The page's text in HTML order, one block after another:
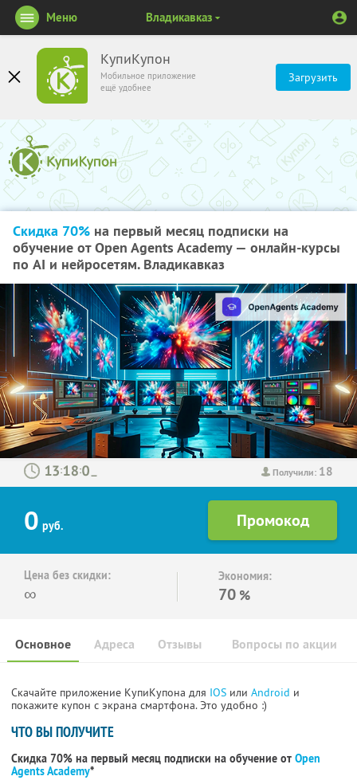
КупиКупон
Мобильное приложение
ещё удобнее
Загрузить
Меню Владикавказ
Скидка 70% на первый месяц подписки на
обучение от Open Agents Academy — онлайн-курсы
по AI и нейросетям. Владикавказ
Получили: 18
: :
0 руб.
Цена без скидки:
∞
Экономия:
70 %
Основное Отзывы Вопросы по акции
Адреса
Скачайте приложение КупиКупона для IOS или Android и
покажите купон с экрана смартфона. Это удобно :)
ЧТО ВЫ ПОЛУЧИТЕ
Скидка 70% на первый месяц подписки на обучение от Open
Agents Academy*